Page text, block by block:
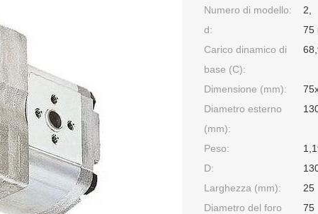
Numero di modello:
2,
d:
75
Carico dinamico di
base (C):
Dimensione (mm):
Diametro esterno
(mm):
Peso:
D:
Larghezza (mm):
25
Diametro del foro
75